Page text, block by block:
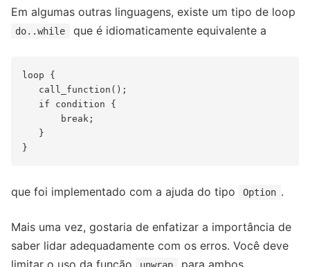
Em algumas outras linguagens, existe um tipo de loop
do..while que é idiomaticamente equivalente a
loop {
   call_function();
   if condition {
       break;
   }
que foi implementado com a ajuda do tipo Option .
Mais uma vez, gostaria de enfatizar a importância de
saber lidar adequadamente com os erros. Você deve